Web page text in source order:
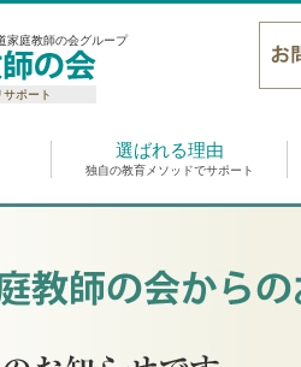
家庭教師の会グループ
ポート
選ばれる理由
独自の教育メソッドでサポート